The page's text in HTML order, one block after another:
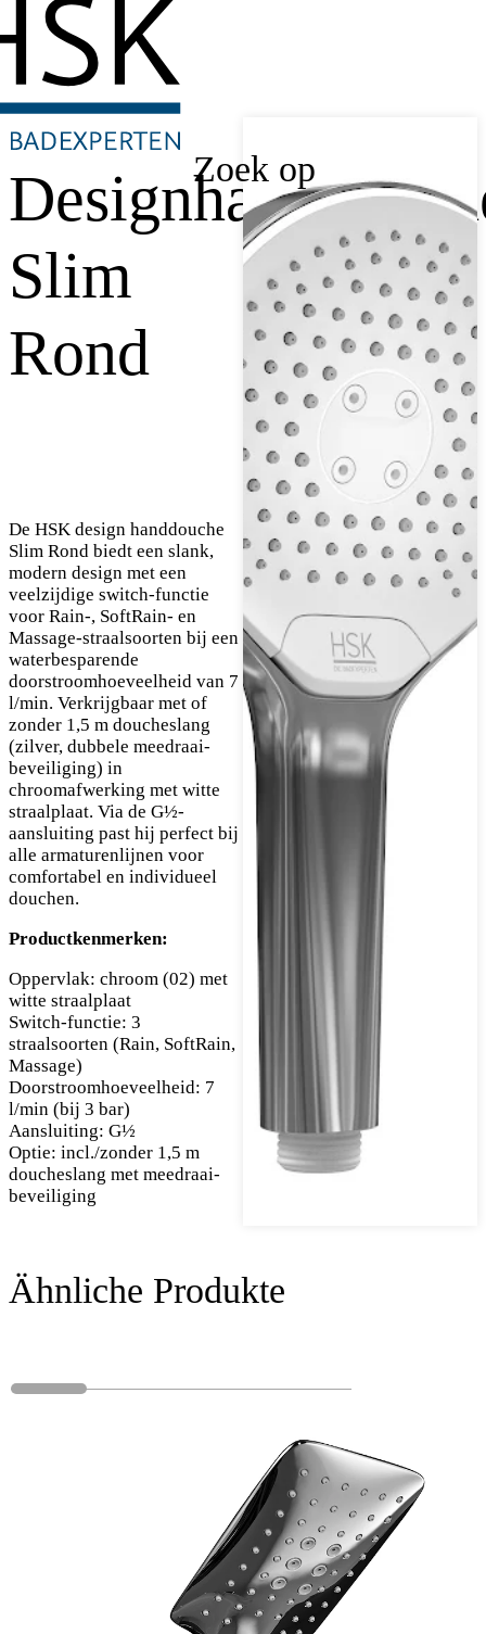
Zoek op
Slim
Rond
De HSK design handdouche
Slim Rond biedt een slank,
modern design met een
veelzijdige switch-functie
voor Rain-, SoftRain- en
Massage-straalsoorten bij een
waterbesparende
doorstroomhoeveelheid van 7
l/min. Verkrijgbaar met of
zonder 1,5 m doucheslang
(zilver, dubbele meedraai-
beveiliging) in
chroomafwerking met witte
straalplaat. Via de G½-
aansluiting past hij perfect bij
alle armaturenlijnen voor
comfortabel en individueel
douchen.
Productkenmerken:
Oppervlak: chroom (02) met
witte straalplaat
Switch-functie: 3
straalsoorten (Rain, SoftRain,
Massage)
Doorstroomhoeveelheid: 7
l/min (bij 3 bar)
Aansluiting: G½
Optie: incl./zonder 1,5 m
doucheslang met meedraai-
beveiliging
Ähnliche Produkte